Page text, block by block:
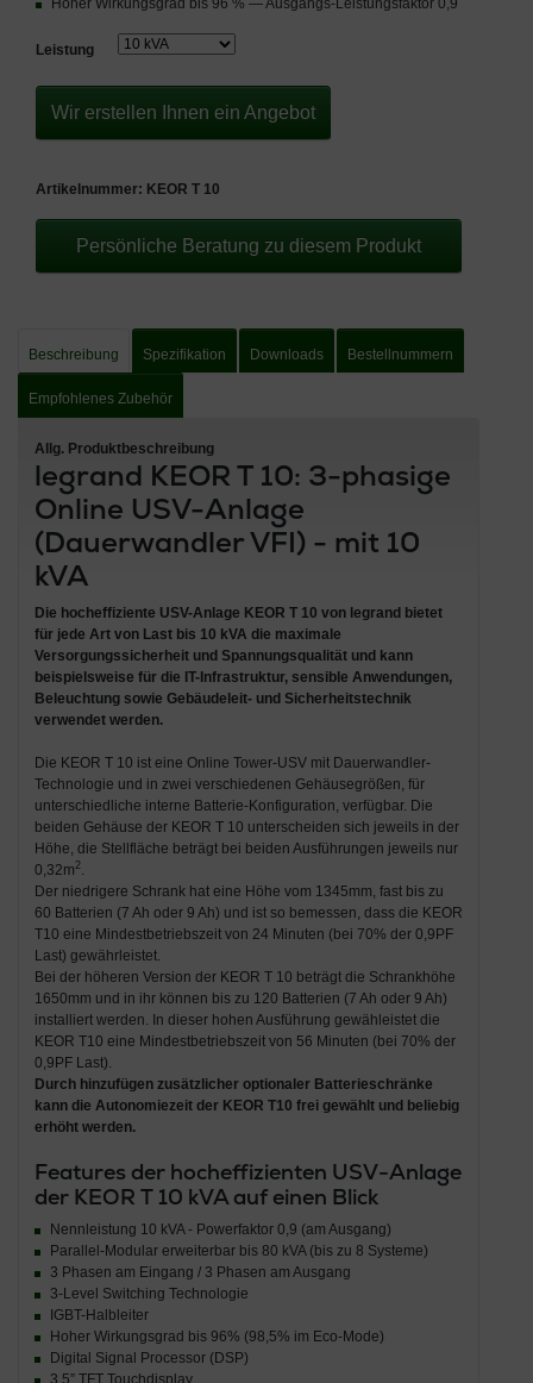
Hoher Wirkungsgrad bis 96 % — Ausgangs-Leistungsfaktor 0,9
Leistung
Wir erstellen Ihnen ein Angebot
Artikelnummer: KEOR T 10
Persönliche Beratung zu diesem Produkt
Beschreibung Spezifikation Downloads Bestellnummern
Empfohlenes Zubehör
Allg. Produktbeschreibung
legrand KEOR T 10: 3-phasige
Online USV-Anlage
(Dauerwandler VFI) - mit 10
kVA
Die hocheffiziente USV-Anlage KEOR T 10 von legrandbietet
für jede Art von Last bis 10 kVA die maximale
Versorgungssicherheit und Spannungsqualität und kann
beispielsweise für die IT-Infrastruktur, sensible Anwendungen,
Beleuchtung sowie Gebäudeleit- und Sicherheitstechnik
verwendet werden.
Die KEOR T 10 ist eine Online Tower-USV mit Dauerwandler-
Technologie und in zwei verschiedenen Gehäusegrößen, für
unterschiedliche interne Batterie-Konfiguration, verfügbar. Die
beiden Gehäuse der KEOR T 10 unterscheiden sich jeweils in der
Höhe, die Stellfläche beträgt bei beiden Ausführungen jeweils nur
0,32m2.
Der niedrigere Schrank hat eine Höhe vom 1345mm, fast bis zu
60 Batterien (7 Ah oder 9 Ah) und ist so bemessen, dass die KEOR
T10 eine Mindestbetriebszeit von 24 Minuten (bei 70% der 0,9PF
Last) gewährleistet.
Bei der höheren Version der KEOR T 10 beträgt die Schrankhöhe
1650mm und in ihr können bis zu 120 Batterien (7 Ah oder 9 Ah)
installiert werden. In dieser hohen Ausführung gewähleistet die
KEOR T10 eine Mindestbetriebszeit von 56 Minuten (bei 70% der
0,9PF Last).
Durch hinzufügen zusätzlicher optionaler Batterieschränke
kann die Autonomiezeit der KEOR T10 frei gewählt und beliebig
erhöht werden.
Features der hocheffizienten USV-Anlage
der KEOR T 10 kVA auf einen Blick
Nennleistung 10 kVA - Powerfaktor 0,9 (am Ausgang)
Parallel-Modular erweiterbar bis 80 kVA (bis zu 8 Systeme)
3 Phasen am Eingang / 3 Phasen am Ausgang
3-Level Switching Technologie
IGBT-Halbleiter
Hoher Wirkungsgrad bis 96% (98,5% im Eco-Mode)
Digital Signal Processor (DSP)
3.5” TFT Touchdisplay